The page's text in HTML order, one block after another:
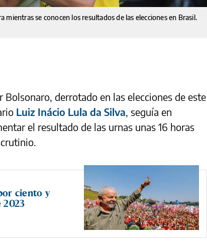
mientras se conocen los resultados de las elecciones en Brasil.
Bolsonaro, derrotado en las elecciones de este
Luiz Inácio Lula da Silva, seguía en
el resultado de las urnas unas 16 horas
ciento y
2023